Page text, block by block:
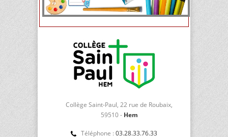
Collège Saint-Paul, 22 rue de Roubaix,
59510 - Hem
Téléphone : 03.28.33.76.33